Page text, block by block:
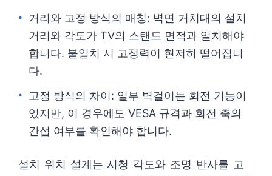
거리와 고정 방식의 매칭: 벽면 거치대의 설치
거리와 각도가 TV의 스탠드 면적과 일치해야
합니다. 불일치 시 고정력이 현저히 떨어집니
다.
고정 방식의 차이: 일부 벽걸이는 회전 기능이
있지만, 이 경우에도 VESA 규격과 회전 축의
간섭 여부를 확인해야 합니다.
설치 위치 설계는 시청 각도와 조명 반사를 고